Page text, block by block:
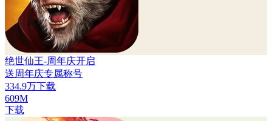
绝世仙王-周年庆开启
送周年庆专属称号
334.9万下载
609M
下载